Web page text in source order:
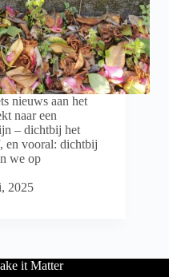
nieuws aan het
naar een
– dichtbij het
en vooral: dichtbij
we op
2025
it Matter